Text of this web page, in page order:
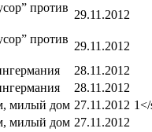
против
29.11.2012
против
29.11.2012
28.11.2012
28.11.2012
милый дом 27.11.2012
милый дом 27.11.2012